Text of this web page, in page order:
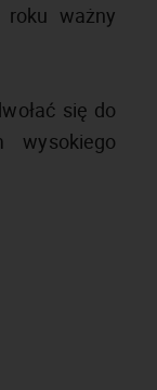
roku ważny
się do
wysokiego